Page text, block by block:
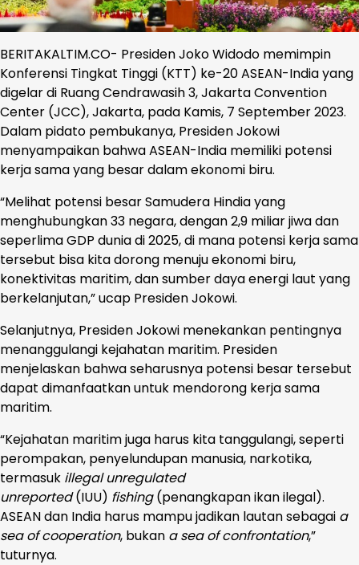
BERITAKALTIM.CO- Presiden Joko Widodo memimpin
Konferensi Tingkat Tinggi (KTT) ke-20 ASEAN-India yang
digelar di Ruang Cendrawasih 3, Jakarta Convention
Center (JCC), Jakarta, pada Kamis, 7 September 2023.
Dalam pidato pembukanya, Presiden Jokowi
menyampaikan bahwa ASEAN-India memiliki potensi
kerja sama yang besar dalam ekonomi biru.
“Melihat potensi besar Samudera Hindia yang
menghubungkan 33 negara, dengan 2,9 miliar jiwa dan
seperlima GDP dunia di 2025, di mana potensi kerja sama
tersebut bisa kita dorong menuju ekonomi biru,
konektivitas maritim, dan sumber daya energi laut yang
berkelanjutan,” ucap Presiden Jokowi.
Selanjutnya, Presiden Jokowi menekankan pentingnya
menanggulangi kejahatan maritim. Presiden
menjelaskan bahwa seharusnya potensi besar tersebut
dapat dimanfaatkan untuk mendorong kerja sama
maritim.
“Kejahatan maritim juga harus kita tanggulangi, seperti
perompakan, penyelundupan manusia, narkotika,
termasuk illegal unregulated
unreported(IUU) fishing(penangkapan ikan ilegal).
ASEAN dan India harus mampu jadikan lautan sebagai a
sea of cooperation, bukan a sea of confrontation,”
tuturnya.